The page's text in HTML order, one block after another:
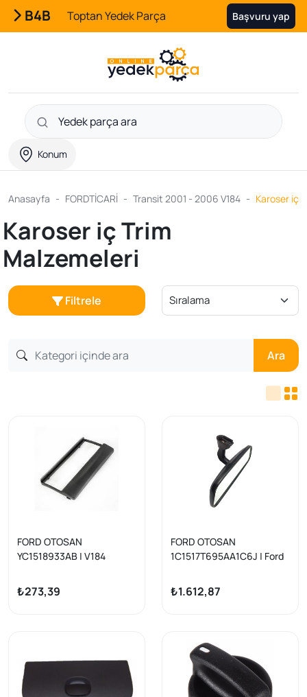
B4B Toptan Yedek Parça Başvuru yap
Konum
Anasayfa FORDTİCARİ Transit 2001 - 2006 V184 Karoser iç
Karoser iç Trim
Malzemeleri
Filtrele
Ara
FORD OTOSAN
YC1518933AB | V184
Çerçevesi | 1 Adet
₺273,39
FORD OTOSAN
1C1517T695AA1C6J | Ford
İç Dikiz Aynası 01-
₺1.612,87